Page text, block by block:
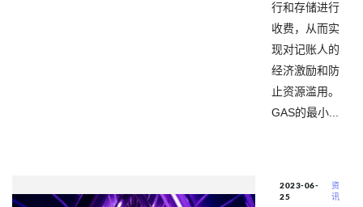
行和存储进行
收费，从而实
现对记账人的
经济激励和防
止资源滥用。
GAS的最小...
2023-06-
25
资
讯